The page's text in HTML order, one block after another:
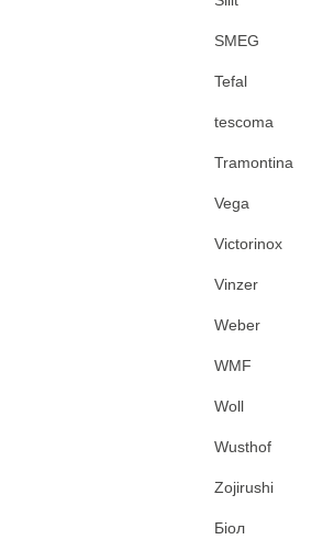
SMEG
Tefal
tescoma
Tramontina
Vega
Victorinox
Vinzer
Weber
WMF
Woll
Wusthof
Zojirushi
Біол